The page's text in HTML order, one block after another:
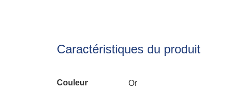
Caractéristiques du produit
Couleur Or